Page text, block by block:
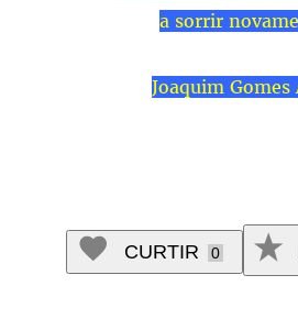
a sorrir
Joaquim Gomes
CURTIR 0